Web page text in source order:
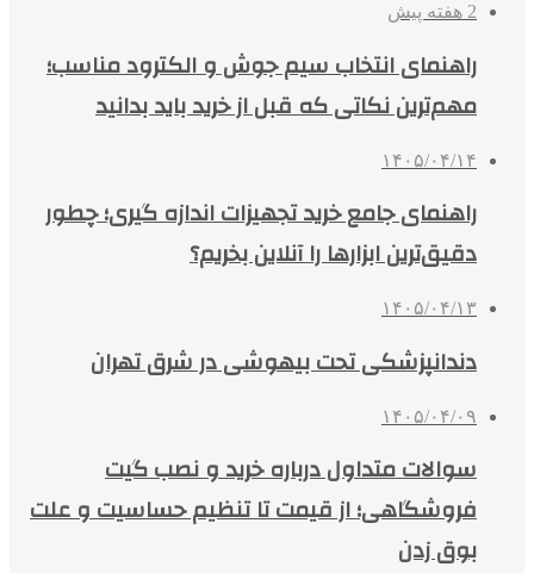
2 هفته پیش
راهنمای انتخاب سیم جوش و الکترود مناسب؛
مهم‌ترین نکاتی که قبل از خرید باید بدانید
۱۴۰۵/۰۴/۱۴
راهنمای جامع خرید تجهیزات اندازه گیری؛ چطور
دقیق‌ترین ابزارها را آنلاین بخریم؟
۱۴۰۵/۰۴/۱۳
دندانپزشکی تحت بیهوشی در شرق تهران
۱۴۰۵/۰۴/۰۹
سوالات متداول درباره خرید و نصب گیت
فروشگاهی؛ از قیمت تا تنظیم حساسیت و علت
بوق زدن